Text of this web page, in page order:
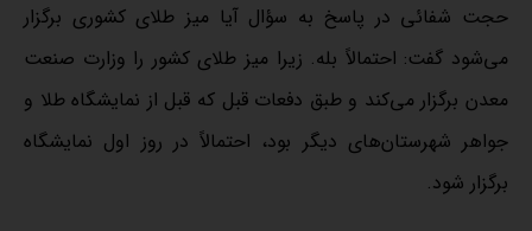
حجت شفائی در پاسخ به سؤال آیا میز طلای کشوری برگزار
می‌شود گفت: احتمالاً بله. زیرا میز طلای کشور را وزارت صنعت
معدن برگزار می‌کند و طبق دفعات قبل که قبل از نمایشگاه طلا و
جواهر شهرستان‌های دیگر بود، احتمالاً در روز اول نمایشگاه
برگزار شود.